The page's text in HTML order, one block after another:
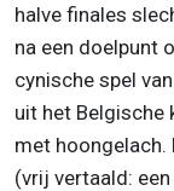
halve finales
na een doelpunt
cynische spel
uit het Belgische
met hoongelach.
(vrij vertaald: